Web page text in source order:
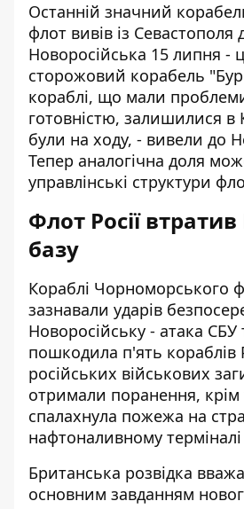
Останній значний
флот вивів із Севастополя
Новоросійська 15 липня -
сторожовий корабель
кораблі, що мали
готовністю, залишилися в
були на ходу, - вивели до
Тепер аналогічна доля
управлінські структури
Флот Росії
базу
Кораблі Чорноморського
зазнавали ударів
Новоросійську - атака СБУ
пошкодила п'ять кораблів
російських військових
отримали поранення, крім
спалахнула пожежа на
нафтоналивному
Британська розвідка
основним завданням